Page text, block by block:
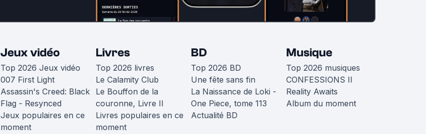
Jeux vidéo
Top 2026 Jeux vidéo
007 First Light
Assassin's Creed: Black
Flag - Resynced
Jeux populaires en ce
moment
Livres
Top 2026 livres
Le Calamity Club
Le Bouffon de la
couronne, Livre II
Livres populaires en ce
moment
BD
Top 2026 BD
Une fête sans fin
La Naissance de Loki -
One Piece, tome 113
Actualité BD
Musique
Top 2026 musiques
CONFESSIONS II
Reality Awaits
Album du moment